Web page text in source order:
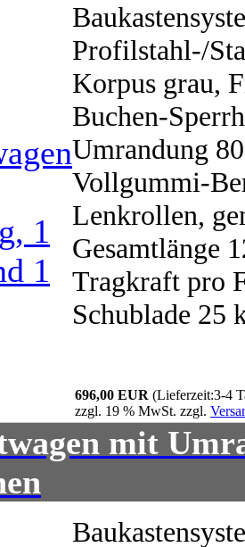
Profilstahl-/
Korpus grau,
Buchen-
Umrandung
Vollgummi-
Lenkrollen,
Gesamtlänge
Tragkraft pro
Schublade 25
696,00 EUR (Lieferzeit:3-4
zzgl. 19 % MwSt. zzgl.
mit